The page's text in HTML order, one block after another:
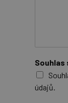
Souhlas
údajů.